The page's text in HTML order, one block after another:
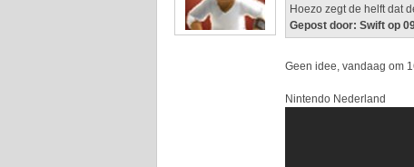
Hoezo zegt de helft dat
Gepost door: Swift op
Geen idee, vandaag om
Nintendo Nederland